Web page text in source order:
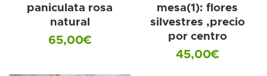
paniculata rosa
natural
65,00€
mesa(1): flores
silvestres ,precio
por centro
45,00€